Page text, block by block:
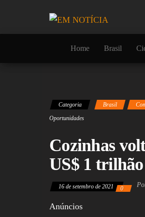
the
Home Brasil
Categoria Brasil
Oportunidades
Cozinhas
US$ 1
16 de setembro de 2021 0
Anúncios